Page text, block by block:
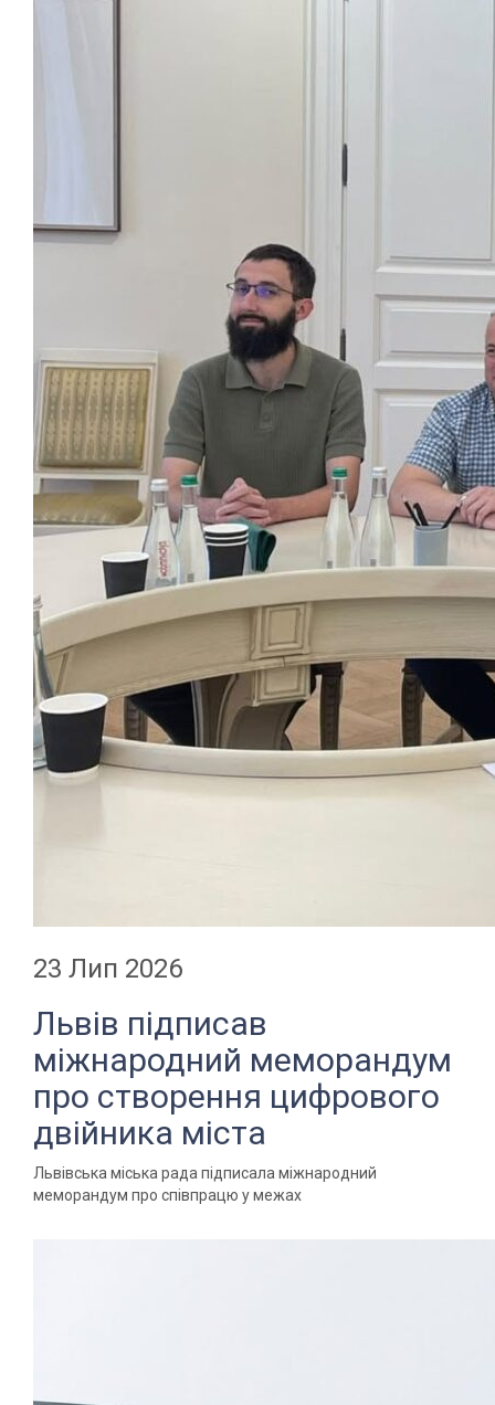
23 Лип 2026
Львів підписав
міжнародний меморандум
про створення цифрового
двійника міста
Львівська міська рада підписала міжнародний
меморандум про співпрацю у межах